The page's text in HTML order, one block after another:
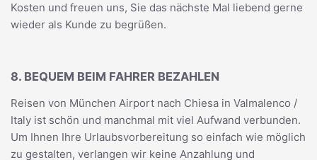
Kosten und freuen uns, Sie das nächste Mal liebend gerne
wieder als Kunde zu begrüßen.
8. BEQUEM BEIM FAHRER BEZAHLEN
Reisen von München Airport nach Chiesa in Valmalenco /
Italy ist schön und manchmal mit viel Aufwand verbunden.
Um Ihnen Ihre Urlaubsvorbereitung so einfach wie möglich
zu gestalten, verlangen wir keine Anzahlung und